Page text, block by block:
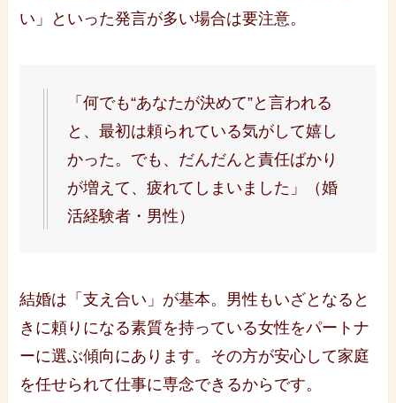
い」といった発言が多い場合は要注意。
「何でも“あなたが決めて”と言われる
と、最初は頼られている気がして嬉し
かった。でも、だんだんと責任ばかり
が増えて、疲れてしまいました」（婚
活経験者・男性）
結婚は「支え合い」が基本。男性もいざとなると
きに頼りになる素質を持っている女性をパートナ
ーに選ぶ傾向にあります。その方が安心して家庭
を任せられて仕事に専念できるからです。